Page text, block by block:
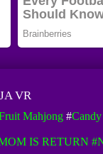
VR
Mahjong#
IS RETURN